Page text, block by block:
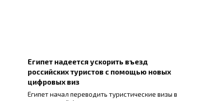
Египет надеется ускорить въезд
российских туристов с помощью новых
цифровых виз
Египет начал переводить туристические визы в